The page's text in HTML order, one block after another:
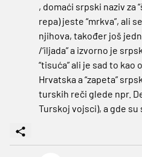
, domaći srpski naziv za
repa) jeste “mrkva”, ali
njihova, također još
/‘iljada” a izvorno je
“tisuća” ali je sad to kao
Hrvatska a “zapeta”
turskih reči glede npr.
Turskoj vojsci), a gde su